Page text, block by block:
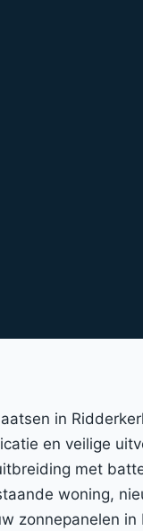
in
en veilige
met
woning,
zonnepanelen in